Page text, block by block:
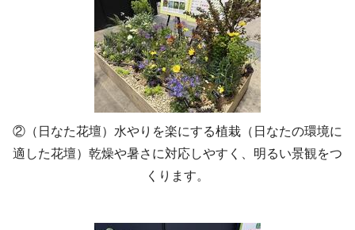
②（日なた花壇）水やりを楽にする植栽（日なたの環境に
適した花壇）乾燥や暑さに対応しやすく、明るい景観をつ
くります。